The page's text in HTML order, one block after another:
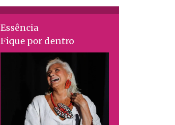
Essência
Fique por dentro